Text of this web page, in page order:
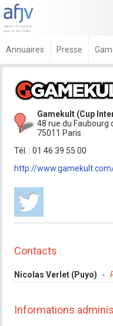
Annuaires Presse
Gamekult (Cup
48 rue du Faubourg
75011 Paris
Tél. : 01 46 39 55 00
http://
Contacts
Nicolas Verlet (Puyo)
Informations